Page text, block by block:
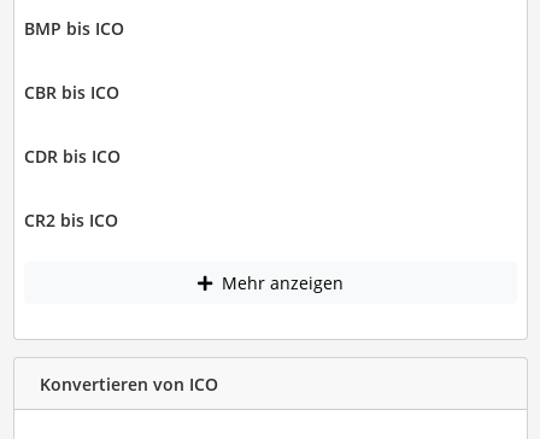
BMP bis ICO
CBR bis ICO
CDR bis ICO
CR2 bis ICO
Mehr anzeigen
Konvertieren von ICO